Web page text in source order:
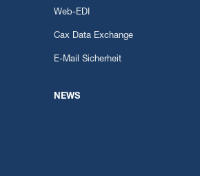
Web-EDI
Cax Data Exchange
E-Mail Sicherheit
NEWS